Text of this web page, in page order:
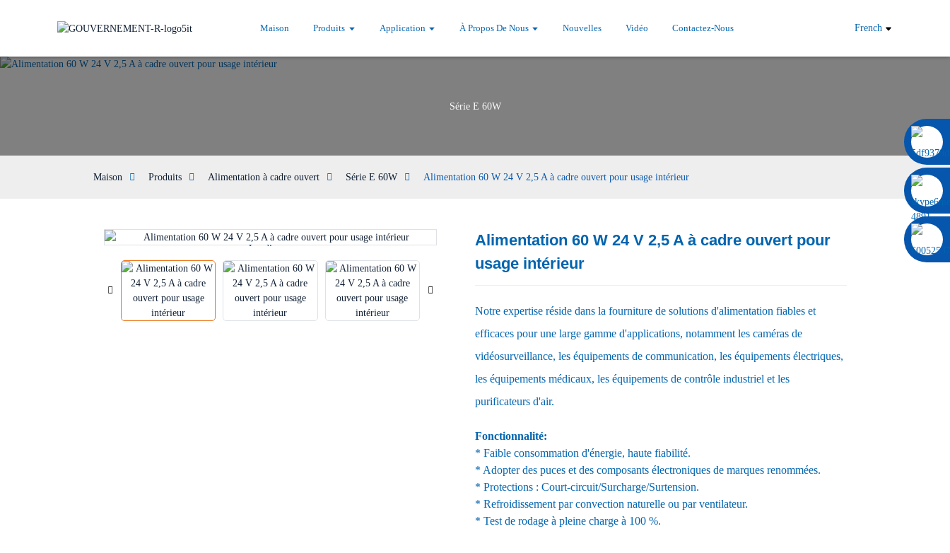
Maison Produits Application À Propos De Nous Nouvelles Vidéo Contactez-Nous French
Série E 60W
Maison Produits Alimentation à cadre ouvert Série E 60W Alimentation 60 W 24 V 2,5 A à cadre ouvert pour usage intérieur
Loading...
Loading... Loading...
Loading...
Alimentation 60 W 24 V 2,5 A à cadre ouvert pour
usage intérieur
Notre expertise réside dans la fourniture de solutions d'alimentation fiables et
efficaces pour une large gamme d'applications, notamment les caméras de
vidéosurveillance, les équipements de communication, les équipements électriques,
les équipements médicaux, les équipements de contrôle industriel et les
purificateurs d'air.
Fonctionnalité:
* Faible consommation d'énergie, haute fiabilité.
* Adopter des puces et des composants électroniques de marques renommées.
* Protections : Court-circuit/Surcharge/Surtension.
* Refroidissement par convection naturelle ou par ventilateur.
* Test de rodage à pleine charge à 100 %.